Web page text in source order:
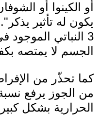
أو الكينوا أو
يكون له تأثير
3 النباتي
الجسم لا يمتصه
كما تحذّر من
من الجوز يرفع
الحرارية بشكل